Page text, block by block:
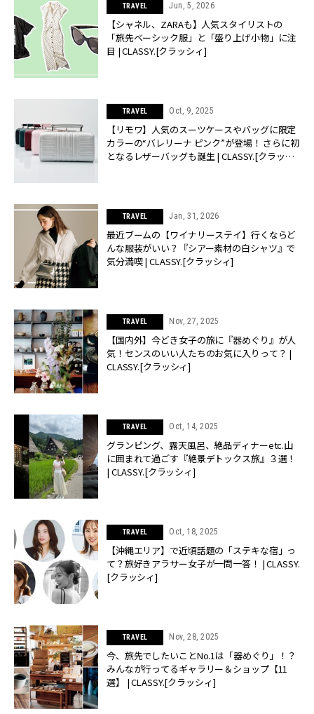
TRAVEL Jun, 5, 2026
【シャネル、ZARAも】人気スタイリストの
「旅先ベーシック服」と「盛り上げ小物」に注
目 | CLASSY.[クラッシィ]
TRAVEL Oct, 9, 2025
【リモワ】人気のスーツケースやバッグに限定
カラーの“バレリーナ ピンク”が登場！ さらに初
となるレザーバッグも誕生 | CLASSY.[クラッシ
TRAVEL Jan, 31, 2026
最近ブームの【ワイナリーステイ】行くならど
んな服装がいい？『シアー素材の白シャツ』で
気分満喫 | CLASSY.[クラッシィ]
TRAVEL Nov, 27, 2025
【国内外】今どき女子の旅に『器めぐり』が人
気！センスのいい人たちのお気に入りって？ |
CLASSY.[クラッシィ]
TRAVEL Oct, 14, 2025
グランピング、露天風呂、絶品ディナーetc.山
に囲まれて過ごす『絶景デトックス旅』３選！
| CLASSY.[クラッシィ]
TRAVEL Oct, 18, 2025
【沖縄エリア】で近頃話題の「ステキな宿」っ
て？旅好きアラサー女子が一問一答！ | CLASSY.
[クラッシィ]
TRAVEL Nov, 28, 2025
今、旅先でしたいことNo.1は「器めぐり」！？
みんなが行ってるギャラリー＆ショップ【11
選】 | CLASSY.[クラッシィ]